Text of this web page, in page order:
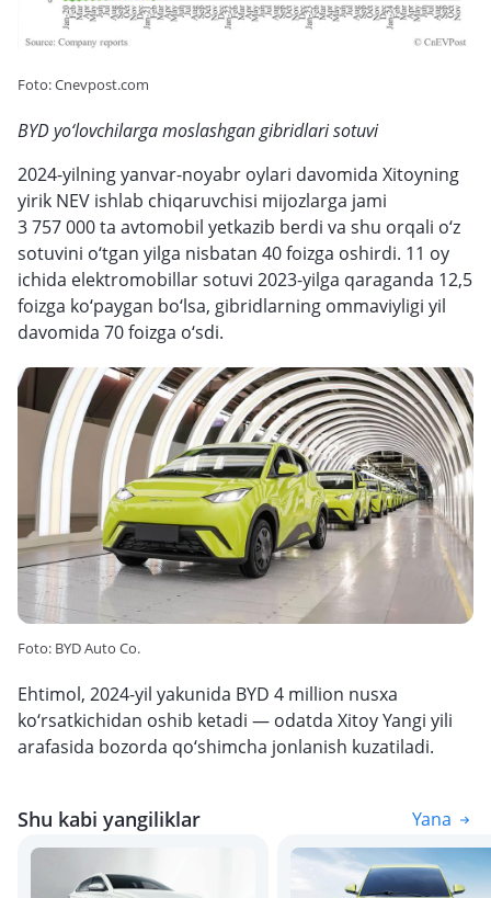
Foto: Cnevpost.com
BYD yo‘lovchilarga moslashgan gibridlari sotuvi
2024-yilning yanvar-noyabr oylari davomida Xitoyning
yirik NEV ishlab chiqaruvchisi mijozlarga jami
3 757 000 ta avtomobil yetkazib berdi va shu orqali o‘z
sotuvini o‘tgan yilga nisbatan 40 foizga oshirdi. 11 oy
ichida elektromobillar sotuvi 2023-yilga qaraganda 12,5
foizga ko‘paygan bo‘lsa, gibridlarning ommaviyligi yil
davomida 70 foizga o‘sdi.
Foto: BYD Auto Co.
Ehtimol, 2024-yil yakunida BYD 4 million nusxa
ko‘rsatkichidan oshib ketadi — odatda Xitoy Yangi yili
arafasida bozorda qo‘shimcha jonlanish kuzatiladi.
Shu kabi yangiliklar Yana